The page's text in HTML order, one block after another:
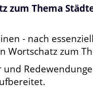
zum Thema
- nach
zum
und